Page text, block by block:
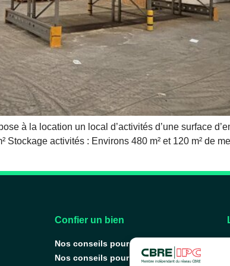
à la location un local d’activités d’une surface
Stockage activités : Environs 480 m² et 120 m² de
Confier un bien
Nos conseils pour vendre
Nos conseils pour louer